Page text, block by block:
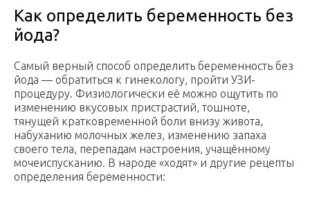
Как определить беременность без
йода?
Самый верный способ определить беременность без
йода — обратиться к гинекологу, пройти УЗИ-
процедуру. Физиологически её можно ощутить по
изменению вкусовых пристрастий, тошноте,
тянущей кратковременной боли внизу живота,
набуханию молочных желез, изменению запаха
своего тела, перепадам настроения, учащённому
мочеиспусканию. В народе «ходят» и другие рецепты
определения беременности: